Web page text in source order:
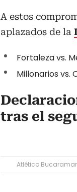
A estos
aplazados de la
Fortaleza vs.
Millonarios vs.
tras el
Atlético